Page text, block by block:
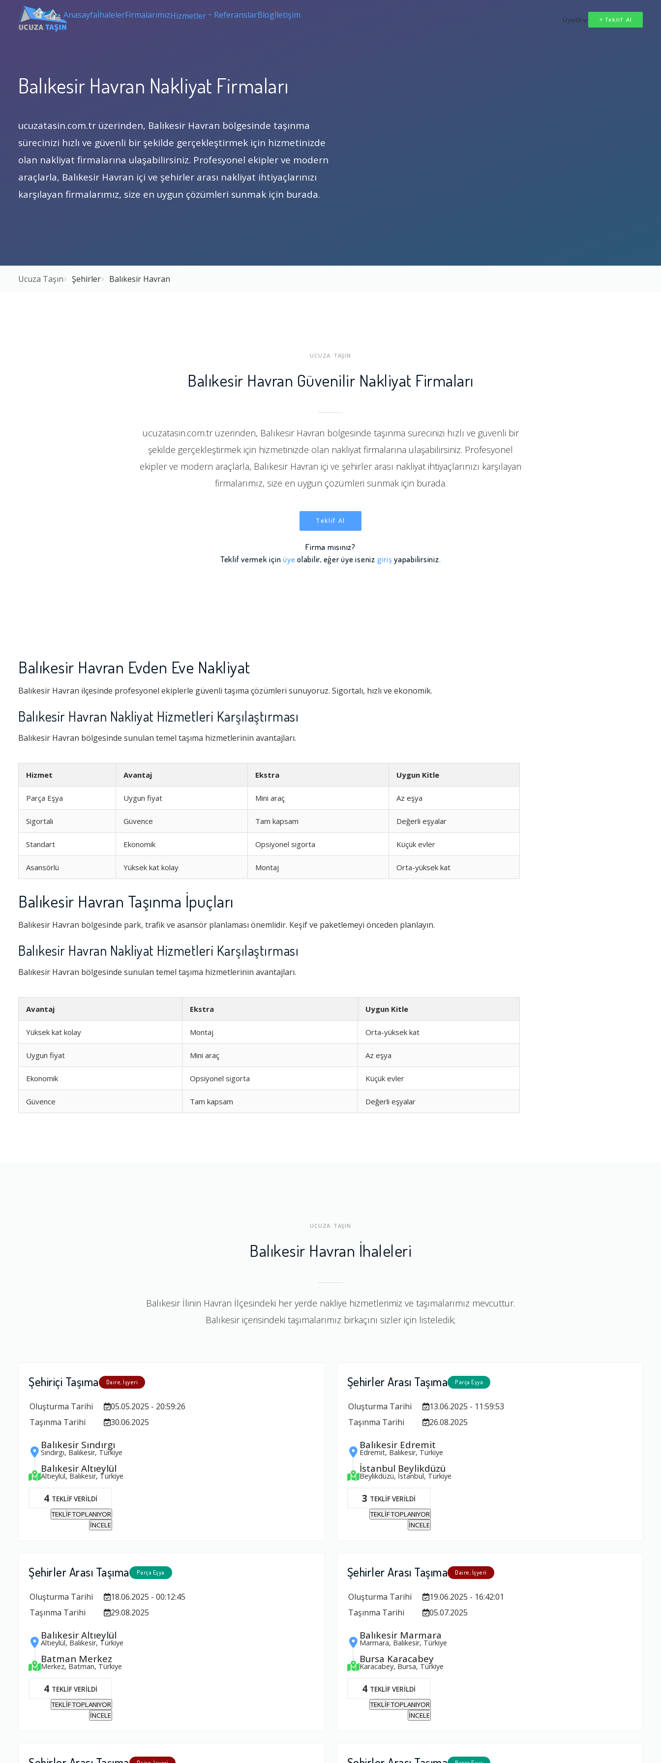
AnasayfaİhalelerFirmalarımızHizmetler ReferanslarBlogİletişim Üyelik Teklif Al
Balıkesir Havran Nakliyat Firmaları
ucuzatasin.com.tr üzerinden, Balıkesir Havran bölgesinde taşınma
sürecinizi hızlı ve güvenli bir şekilde gerçekleştirmek için hizmetinizde
olan nakliyat firmalarına ulaşabilirsiniz. Profesyonel ekipler ve modern
araçlarla, Balıkesir Havran içi ve şehirler arası nakliyat ihtiyaçlarınızı
karşılayan firmalarımız, size en uygun çözümleri sunmak için burada.
Ucuza Taşın Şehirler Balıkesir Havran
UCUZA TAŞIN
Balıkesir Havran Güvenilir Nakliyat Firmaları
ucuzatasin.com.tr üzerinden, Balıkesir Havran bölgesinde taşınma sürecinizi hızlı ve güvenli bir
şekilde gerçekleştirmek için hizmetinizde olan nakliyat firmalarına ulaşabilirsiniz. Profesyonel
ekipler ve modern araçlarla, Balıkesir Havran içi ve şehirler arası nakliyat ihtiyaçlarınızı karşılayan
firmalarımız, size en uygun çözümleri sunmak için burada.
Teklif Al
Firma mısınız?
Teklif vermek içinüye olabilir, eğer üye iseniz giriş yapabilirsiniz.
Balıkesir Havran Evden Eve Nakliyat
Balıkesir Havran ilçesinde profesyonel ekiplerle güvenli taşıma çözümleri sunuyoruz. Sigortalı, hızlı ve ekonomik.
Balıkesir Havran Nakliyat Hizmetleri Karşılaştırması
Balıkesir Havran bölgesinde sunulan temel taşıma hizmetlerinin avantajları.
Hizmet Avantaj Ekstra Uygun Kitle
Parça Eşya Uygun fiyat Mini araç Az eşya
Sigortalı Güvence Tam kapsam Değerli eşyalar
Standart Ekonomik Opsiyonel sigorta Küçük evler
Asansörlü Yüksek kat kolay Montaj Orta-yüksek kat
Balıkesir Havran Taşınma İpuçları
Balıkesir Havran bölgesinde park, trafik ve asansör planlaması önemlidir. Keşif ve paketlemeyi önceden planlayın.
Balıkesir Havran Nakliyat Hizmetleri Karşılaştırması
Balıkesir Havran bölgesinde sunulan temel taşıma hizmetlerinin avantajları.
Avantaj Ekstra Uygun Kitle
Yüksek kat kolay Montaj Orta-yüksek kat
Uygun fiyat Mini araç Az eşya
Ekonomik Opsiyonel sigorta Küçük evler
Güvence Tam kapsam Değerli eşyalar
UCUZA TAŞIN
Balıkesir Havran İhaleleri
Balıkesir İlinin Havran İlçesindeki her yerde nakliye hizmetlerimiz ve taşımalarımız mevcuttur.
Balıkesir içerisindeki taşımalarımız birkaçını sizler için listeledik;
Şehiriçi Taşıma Daire, İşyeri
Oluşturma Tarihi
05.05.2025 - 20:59:26
Taşınma Tarihi
30.06.2025
Balıkesir Sındırgı
Sındırgı, Balıkesir, Türkiye
Balıkesir Altıeylül
Altıeylül, Balıkesir, Türkiye
4 TEKLİF VERİLDİ
TEKLİF TOPLANIYOR
İNCELE
Şehirler Arası Taşıma Parça Eşya
Oluşturma Tarihi
13.06.2025 - 11:59:53
Taşınma Tarihi
26.08.2025
Balıkesir Edremit
Edremit, Balıkesir, Türkiye
İstanbul Beylikdüzü
Beylikdüzü, İstanbul, Türkiye
3 TEKLİF VERİLDİ
TEKLİF TOPLANIYOR
İNCELE
Şehirler Arası Taşıma Parça Eşya
Oluşturma Tarihi
18.06.2025 - 00:12:45
Taşınma Tarihi
29.08.2025
Balıkesir Altıeylül
Altıeylül, Balıkesir, Türkiye
Batman Merkez
Merkez, Batman, Türkiye
4 TEKLİF VERİLDİ
TEKLİF TOPLANIYOR
İNCELE
Şehirler Arası Taşıma Daire, İşyeri
Oluşturma Tarihi
19.06.2025 - 16:42:01
Taşınma Tarihi
05.07.2025
Balıkesir Marmara
Marmara, Balıkesir, Türkiye
Bursa Karacabey
Karacabey, Bursa, Türkiye
4 TEKLİF VERİLDİ
TEKLİF TOPLANIYOR
İNCELE